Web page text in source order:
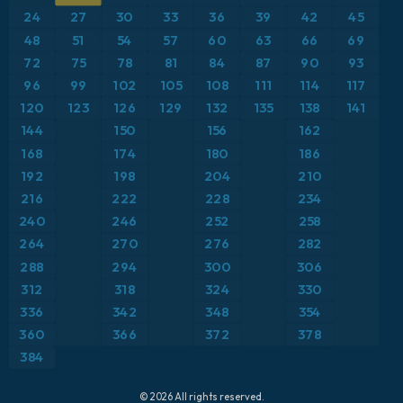
ICON Alemania 2 km
Caribe
Escandinavia
Estados Unidos
Europa
Francia
Grecia
Islandia
Anomalía de temperatura a 850 hPa
CAPE
Precipitación, nubes y presión
Profundidad de nieve
Punto de rocío a 2 m
Ráfagas de Viento Máximas
Ráfagas de viento
24
27 30 33 36 39 42 45
48 51 54 57 60 63 66
69
72
75 78 81 84 87 90 93
96 99 102 105 108 111 114 117
120 123 126 129 132 135 138 141
144 150 156
162
168
174 180
186
192
198 204
210
216
222 228 234
240 246 252 258
264 270 276
282
288
294 300
306
312
318 324
330
336
342 348 354
360 366 372 378
384
© 2026 All rights reserved.